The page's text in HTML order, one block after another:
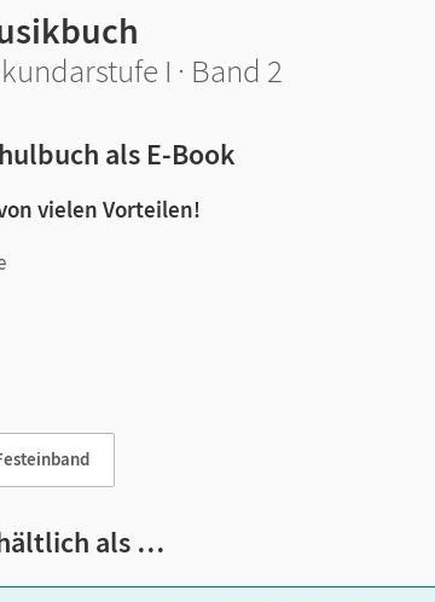
I · Band 2
als E-Book
vielen Vorteilen!
als …